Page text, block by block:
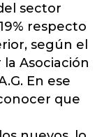
sector
respecto
según el
Asociación
En ese
que